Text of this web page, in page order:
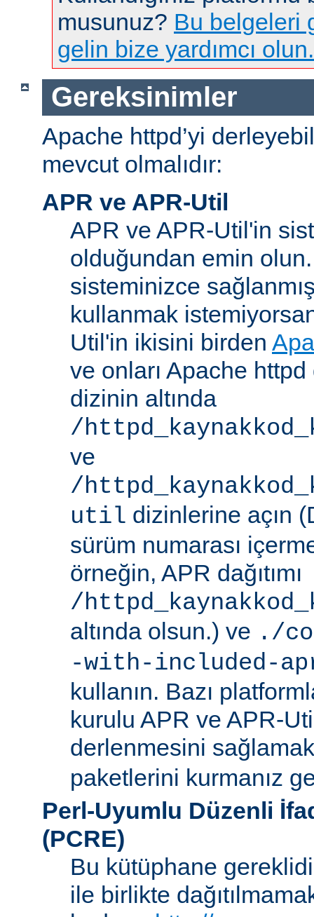
musunuz? Bu belgeleri
gelin bize yardımcı olun.
Gereksinimler
Apache httpd’yi
mevcut olmalıdır:
APR ve APR-Util
APR ve APR-Util'in
olduğundan emin
sisteminizce
kullanmak
Util'in ikisini birden
ve onları Apache httpd
dizinin altında
/
ve
/
util dizinlerine açın
sürüm numarası
örneğin, APR dağıtımı
/
altında olsun.) ve ./
-with-included-
kullanın. Bazı
kurulu APR ve APR-
derlenmesini
paketlerini kurmanız
Perl-Uyumlu Düzenli
(PCRE)
Bu kütüphane
ile birlikte